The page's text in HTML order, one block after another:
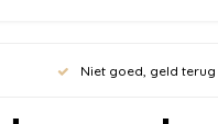
Niet goed, geld terug